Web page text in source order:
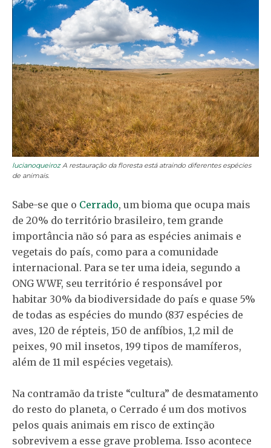
lucianoqueirozA restauração da floresta está atraindo diferentes espécies
de animais.
Sabe-se que o Cerrado, um bioma que ocupa mais
de 20% do território brasileiro, tem grande
importância não só para as espécies animais e
vegetais do país, como para a comunidade
internacional. Para se ter uma ideia, segundo a
ONG WWF, seu território é responsável por
habitar 30% da biodiversidade do país e quase 5%
de todas as espécies do mundo (837 espécies de
aves, 120 de répteis, 150 de anfíbios, 1,2 mil de
peixes, 90 mil insetos, 199 tipos de mamíferos,
além de 11 mil espécies vegetais).
Na contramão da triste “cultura” de desmatamento
do resto do planeta, o Cerrado é um dos motivos
pelos quais animais em risco de extinção
sobrevivem a esse grave problema. Isso acontece